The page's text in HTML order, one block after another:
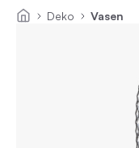
Deko Vasen